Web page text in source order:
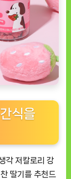
식을
각 저칼로리 강
딸기 를 추천드